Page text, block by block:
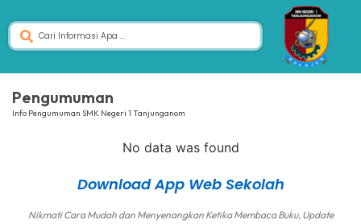
Pengumuman
Info Pengumuman SMK Negeri 1 Tanjunganom
No data was found
Download App Web Sekolah
Nikmati Cara Mudah dan Menyenangkan Ketika Membaca Buku, Update